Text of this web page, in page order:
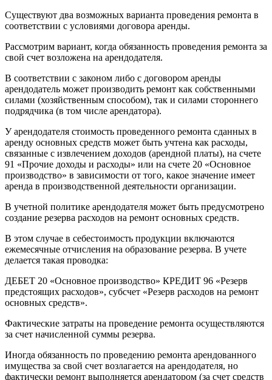
Существуют два возможных варианта проведения ремонта в
соответствии с условиями договора аренды.
Рассмотрим вариант, когда обязанность проведения ремонта за
свой счет возложена на арендодателя.
В соответствии с законом либо с договором аренды
арендодатель может производить ремонт как собственными
силами (хозяйственным способом), так и силами стороннего
подрядчика (в том числе арендатора).
У арендодателя стоимость проведенного ремонта сданных в
аренду основных средств может быть учтена как расходы,
связанные с извлечением доходов (арендной платы), на счете
91 «Прочие доходы и расходы» или на счете 20 «Основное
производство» в зависимости от того, какое значение имеет
аренда в производственной деятельности организации.
В учетной политике арендодателя может быть предусмотрено
создание резерва расходов на ремонт основных средств.
В этом случае в себестоимость продукции включаются
ежемесячные отчисления на образование резерва. В учете
делается такая проводка:
ДЕБЕТ 20 «Основное производство» КРЕДИТ 96 «Резерв
предстоящих расходов», субсчет «Резерв расходов на ремонт
основных средств».
Фактические затраты на проведение ремонта осуществляются
за счет начисленной суммы резерва.
Иногда обязанность по проведению ремонта арендованного
имущества за свой счет возлагается на арендодателя, но
фактически ремонт выполняется арендатором (за счет средств